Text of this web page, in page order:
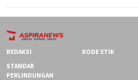
REDAKSI KODE ETIK
STANDAR
PERLINDUNGAN